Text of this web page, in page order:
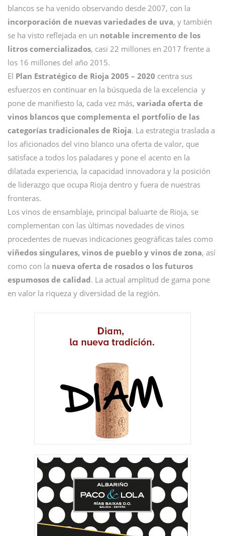
blancos se ha venido observando desde 2007, con la
incorporación de nuevas variedades de uva, y también
se ha visto reflejada en un notable incremento de los
litros comercializados, casi 22 millones en 2017 frente a
los 16 millones del año 2015.
El Plan Estratégico de Rioja 2005 – 2020 centra sus
esfuerzos en continuar en la búsqueda de la excelencia y
pone de manifiesto la, cada vez más, variada oferta de
vinos blancos que complementa el portfolio de las
categorías tradicionales de Rioja. La estrategia traslada a
los aficionados del vino blanco una oferta de valor, que
satisface a todos los paladares y pone el acento en la
dilatada experiencia, la capacidad innovadora y la posición
de liderazgo que ocupa Rioja dentro y fuera de nuestras
fronteras.
Los vinos de ensamblaje, principal baluarte de Rioja, se
complementan con las últimas novedades de vinos
procedentes de nuevas indicaciones geográficas tales como
viñedos singulares, vinos de pueblo y vinos de zona, así
como con la nueva oferta de rosados o los futuros
espumosos de calidad. La actual amplitud de gama pone
en valor la riqueza y diversidad de la región.